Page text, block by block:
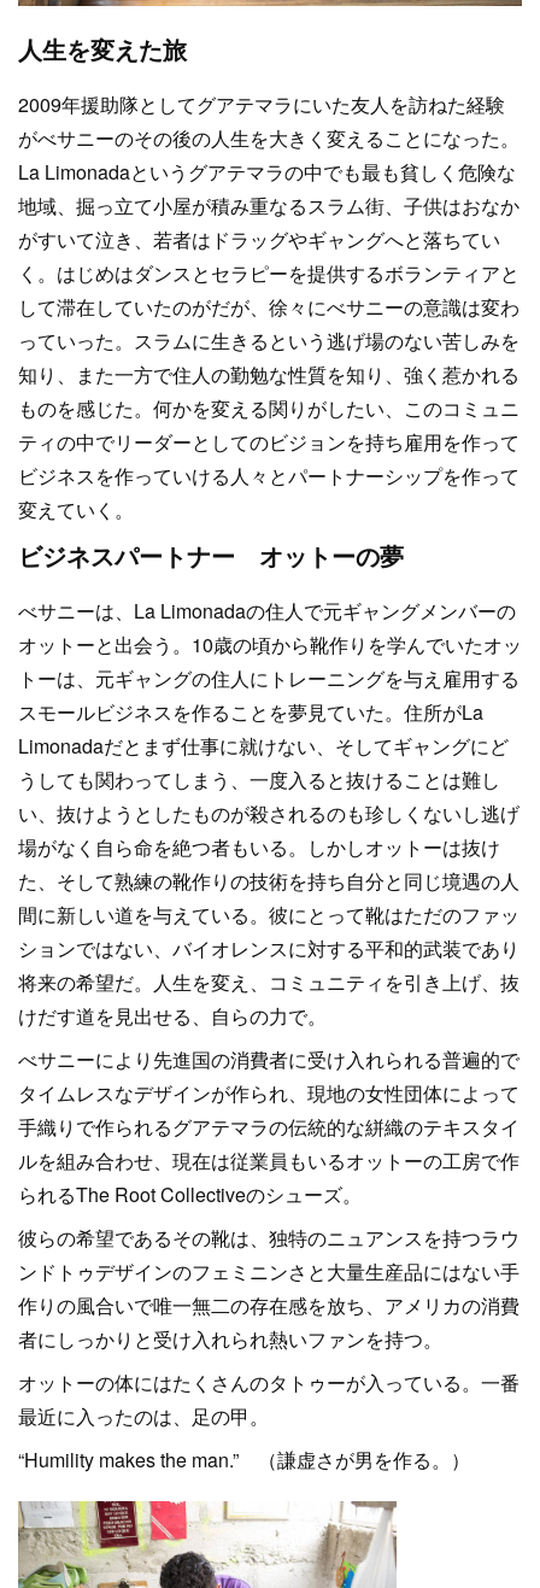
人生を変えた旅
2009年援助隊としてグアテマラにいた友人を訪ねた経験
がべサニーのその後の人生を大きく変えることになった。
La Limonadaというグアテマラの中でも最も貧しく危険な
地域、掘っ立て小屋が積み重なるスラム街、子供はおなか
がすいて泣き、若者はドラッグやギャングへと落ちてい
く。はじめはダンスとセラピーを提供するボランティアと
して滞在していたのがだが、徐々にべサニーの意識は変わ
っていった。スラムに生きるという逃げ場のない苦しみを
知り、また一方で住人の勤勉な性質を知り、強く惹かれる
ものを感じた。何かを変える関りがしたい、このコミュニ
ティの中でリーダーとしてのビジョンを持ち雇用を作って
ビジネスを作っていける人々とパートナーシップを作って
変えていく。
ビジネスパートナー オットーの夢
べサニーは、La Limonadaの住人で元ギャングメンバーの
オットーと出会う。10歳の頃から靴作りを学んでいたオッ
トーは、元ギャングの住人にトレーニングを与え雇用する
スモールビジネスを作ることを夢見ていた。住所がLa
Limonadaだとまず仕事に就けない、そしてギャングにど
うしても関わってしまう、一度入ると抜けることは難し
い、抜けようとしたものが殺されるのも珍しくないし逃げ
場がなく自ら命を絶つ者もいる。しかしオットーは抜け
た、そして熟練の靴作りの技術を持ち自分と同じ境遇の人
間に新しい道を与えている。彼にとって靴はただのファッ
ションではない、バイオレンスに対する平和的武装であり
将来の希望だ。人生を変え、コミュニティを引き上げ、抜
けだす道を見出せる、自らの力で。
べサニーにより先進国の消費者に受け入れられる普遍的で
タイムレスなデザインが作られ、現地の女性団体によって
手織りで作られるグアテマラの伝統的な絣織のテキスタイ
ルを組み合わせ、現在は従業員もいるオットーの工房で作
られるThe Root Collectiveのシューズ。
彼らの希望であるその靴は、独特のニュアンスを持つラウ
ンドトゥデザインのフェミニンさと大量生産品にはない手
作りの風合いで唯一無二の存在感を放ち、アメリカの消費
者にしっかりと受け入れられ熱いファンを持つ。
オットーの体にはたくさんのタトゥーが入っている。一番
最近に入ったのは、足の甲。
“Humility makes the man.” （謙虚さが男を作る。）